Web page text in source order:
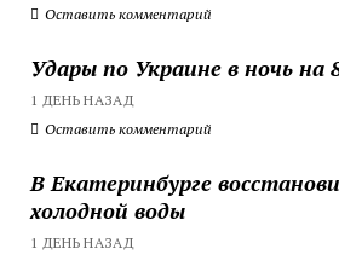
Оставить комментарий
Удары по Украине в ночь на
1 ДЕНЬ НАЗАД
Оставить комментарий
В Екатеринбурге
холодной воды
1 ДЕНЬ НАЗАД